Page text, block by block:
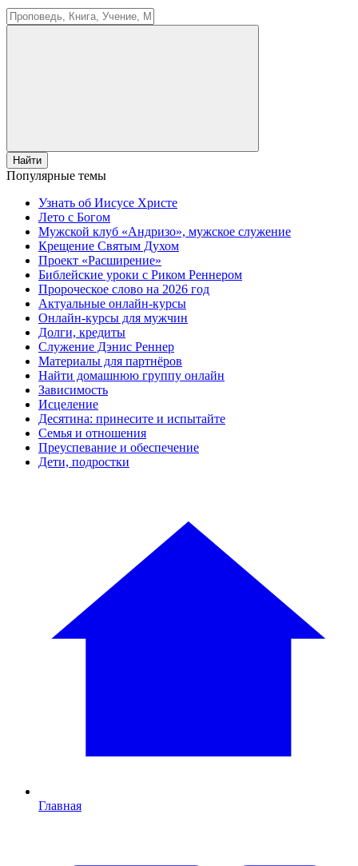
Найти
Популярные темы
Узнать об Иисусе Христе
Лето с Богом
Мужской клуб «Андризо», мужское служение
Крещение Святым Духом
Проект «Расширение»
Библейские уроки с Риком Реннером
Пророческое слово на 2026 год
Актуальные онлайн-курсы
Онлайн-курсы для мужчин
Долги, кредиты
Служение Дэнис Реннер
Материалы для партнёров
Найти домашнюю группу онлайн
Зависимость
Исцеление
Десятина: принесите и испытайте
Семья и отношения
Преуспевание и обеспечение
Дети, подростки
Главная